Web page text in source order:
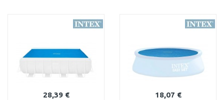
28,39 € 18,07 €